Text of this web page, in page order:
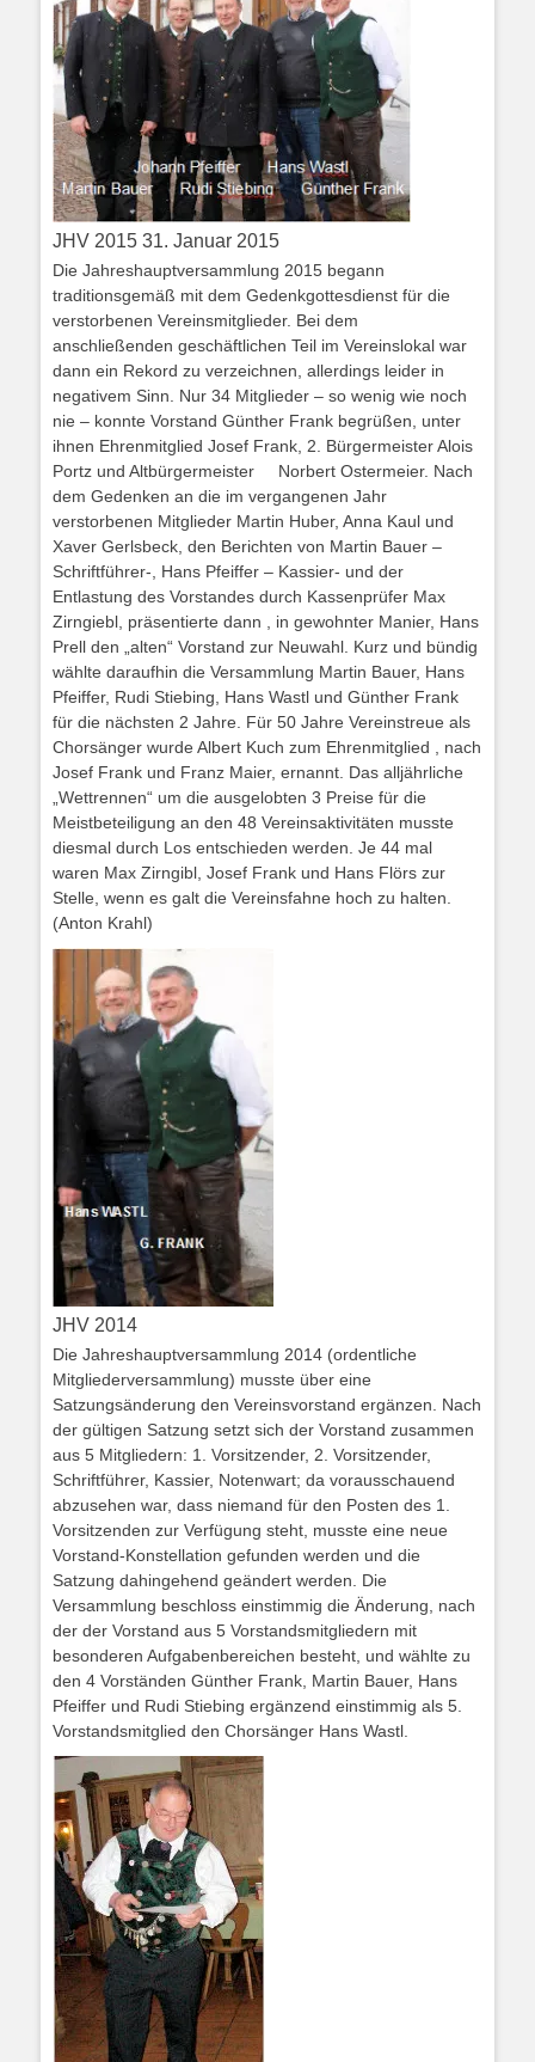
JHV 2015 31. Januar 2015
Die Jahreshauptversammlung 2015 begann
traditionsgemäß mit dem Gedenkgottesdienst für die
verstorbenen Vereinsmitglieder. Bei dem
anschließenden geschäftlichen Teil im Vereinslokal war
dann ein Rekord zu verzeichnen, allerdings leider in
negativem Sinn. Nur 34 Mitglieder – so wenig wie noch
nie – konnte Vorstand Günther Frank begrüßen, unter
ihnen Ehrenmitglied Josef Frank, 2. Bürgermeister Alois
Portz und Altbürgermeister Norbert Ostermeier. Nach
dem Gedenken an die im vergangenen Jahr
verstorbenen Mitglieder Martin Huber, Anna Kaul und
Xaver Gerlsbeck, den Berichten von Martin Bauer –
Schriftführer-, Hans Pfeiffer – Kassier- und der
Entlastung des Vorstandes durch Kassenprüfer Max
Zirngiebl, präsentierte dann , in gewohnter Manier, Hans
Prell den „alten“ Vorstand zur Neuwahl. Kurz und bündig
wählte daraufhin die Versammlung Martin Bauer, Hans
Pfeiffer, Rudi Stiebing, Hans Wastl und Günther Frank
für die nächsten 2 Jahre. Für 50 Jahre Vereinstreue als
Chorsänger wurde Albert Kuch zum Ehrenmitglied , nach
Josef Frank und Franz Maier, ernannt. Das alljährliche
„Wettrennen“ um die ausgelobten 3 Preise für die
Meistbeteiligung an den 48 Vereinsaktivitäten musste
diesmal durch Los entschieden werden. Je 44 mal
waren Max Zirngibl, Josef Frank und Hans Flörs zur
Stelle, wenn es galt die Vereinsfahne hoch zu halten.
(Anton Krahl)
JHV 2014
Die Jahreshauptversammlung 2014 (ordentliche
Mitgliederversammlung) musste über eine
Satzungsänderung den Vereinsvorstand ergänzen. Nach
der gültigen Satzung setzt sich der Vorstand zusammen
aus 5 Mitgliedern: 1. Vorsitzender, 2. Vorsitzender,
Schriftführer, Kassier, Notenwart; da vorausschauend
abzusehen war, dass niemand für den Posten des 1.
Vorsitzenden zur Verfügung steht, musste eine neue
Vorstand-Konstellation gefunden werden und die
Satzung dahingehend geändert werden. Die
Versammlung beschloss einstimmig die Änderung, nach
der der Vorstand aus 5 Vorstandsmitgliedern mit
besonderen Aufgabenbereichen besteht, und wählte zu
den 4 Vorständen Günther Frank, Martin Bauer, Hans
Pfeiffer und Rudi Stiebing ergänzend einstimmig als 5.
Vorstandsmitglied den Chorsänger Hans Wastl.